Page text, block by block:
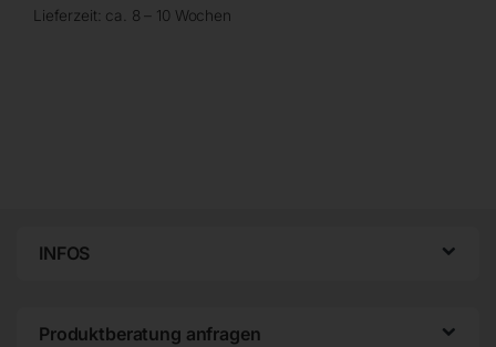
Lieferzeit: ca. 8 – 10 Wochen
INFOS
Produktberatung anfragen